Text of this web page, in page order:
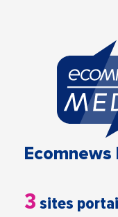
Ecomnews
3 sites